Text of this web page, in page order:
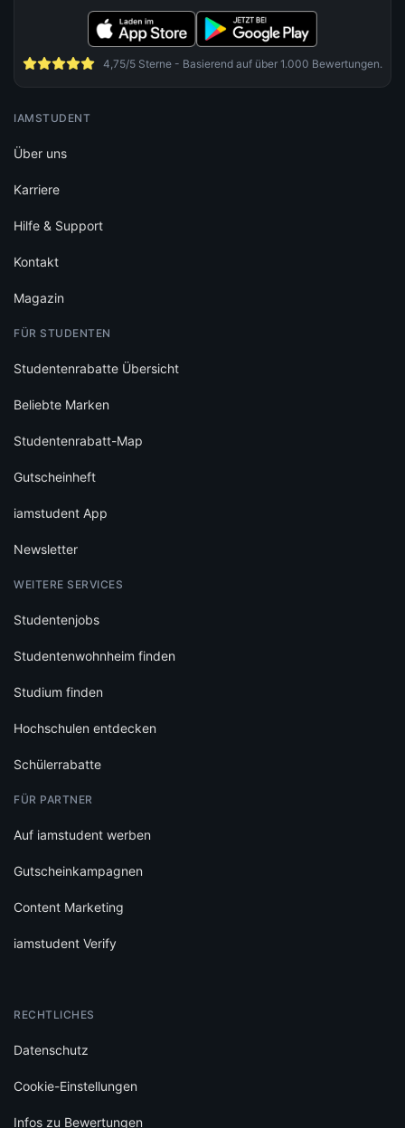
4,75/5 Sterne - Basierend auf über 1.000 Bewertungen.
IAMSTUDENT
Über uns
Karriere
Hilfe & Support
Kontakt
Magazin
FÜR STUDENTEN
Studentenrabatte Übersicht
Beliebte Marken
Studentenrabatt-Map
Gutscheinheft
iamstudent App
Newsletter
WEITERE SERVICES
Studentenjobs
Studentenwohnheim finden
Studium finden
Hochschulen entdecken
Schülerrabatte
FÜR PARTNER
Auf iamstudent werben
Gutscheinkampagnen
Content Marketing
iamstudent Verify
RECHTLICHES
Datenschutz
Cookie-Einstellungen
Infos zu Bewertungen